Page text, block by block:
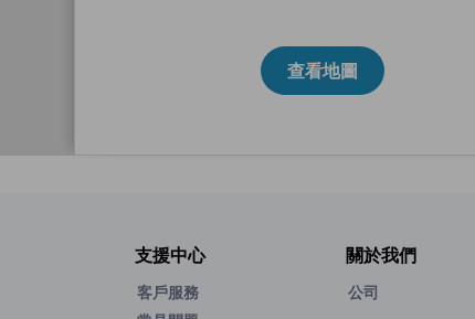
查看地圖
支援中心
客戶服務
關於我們
公司